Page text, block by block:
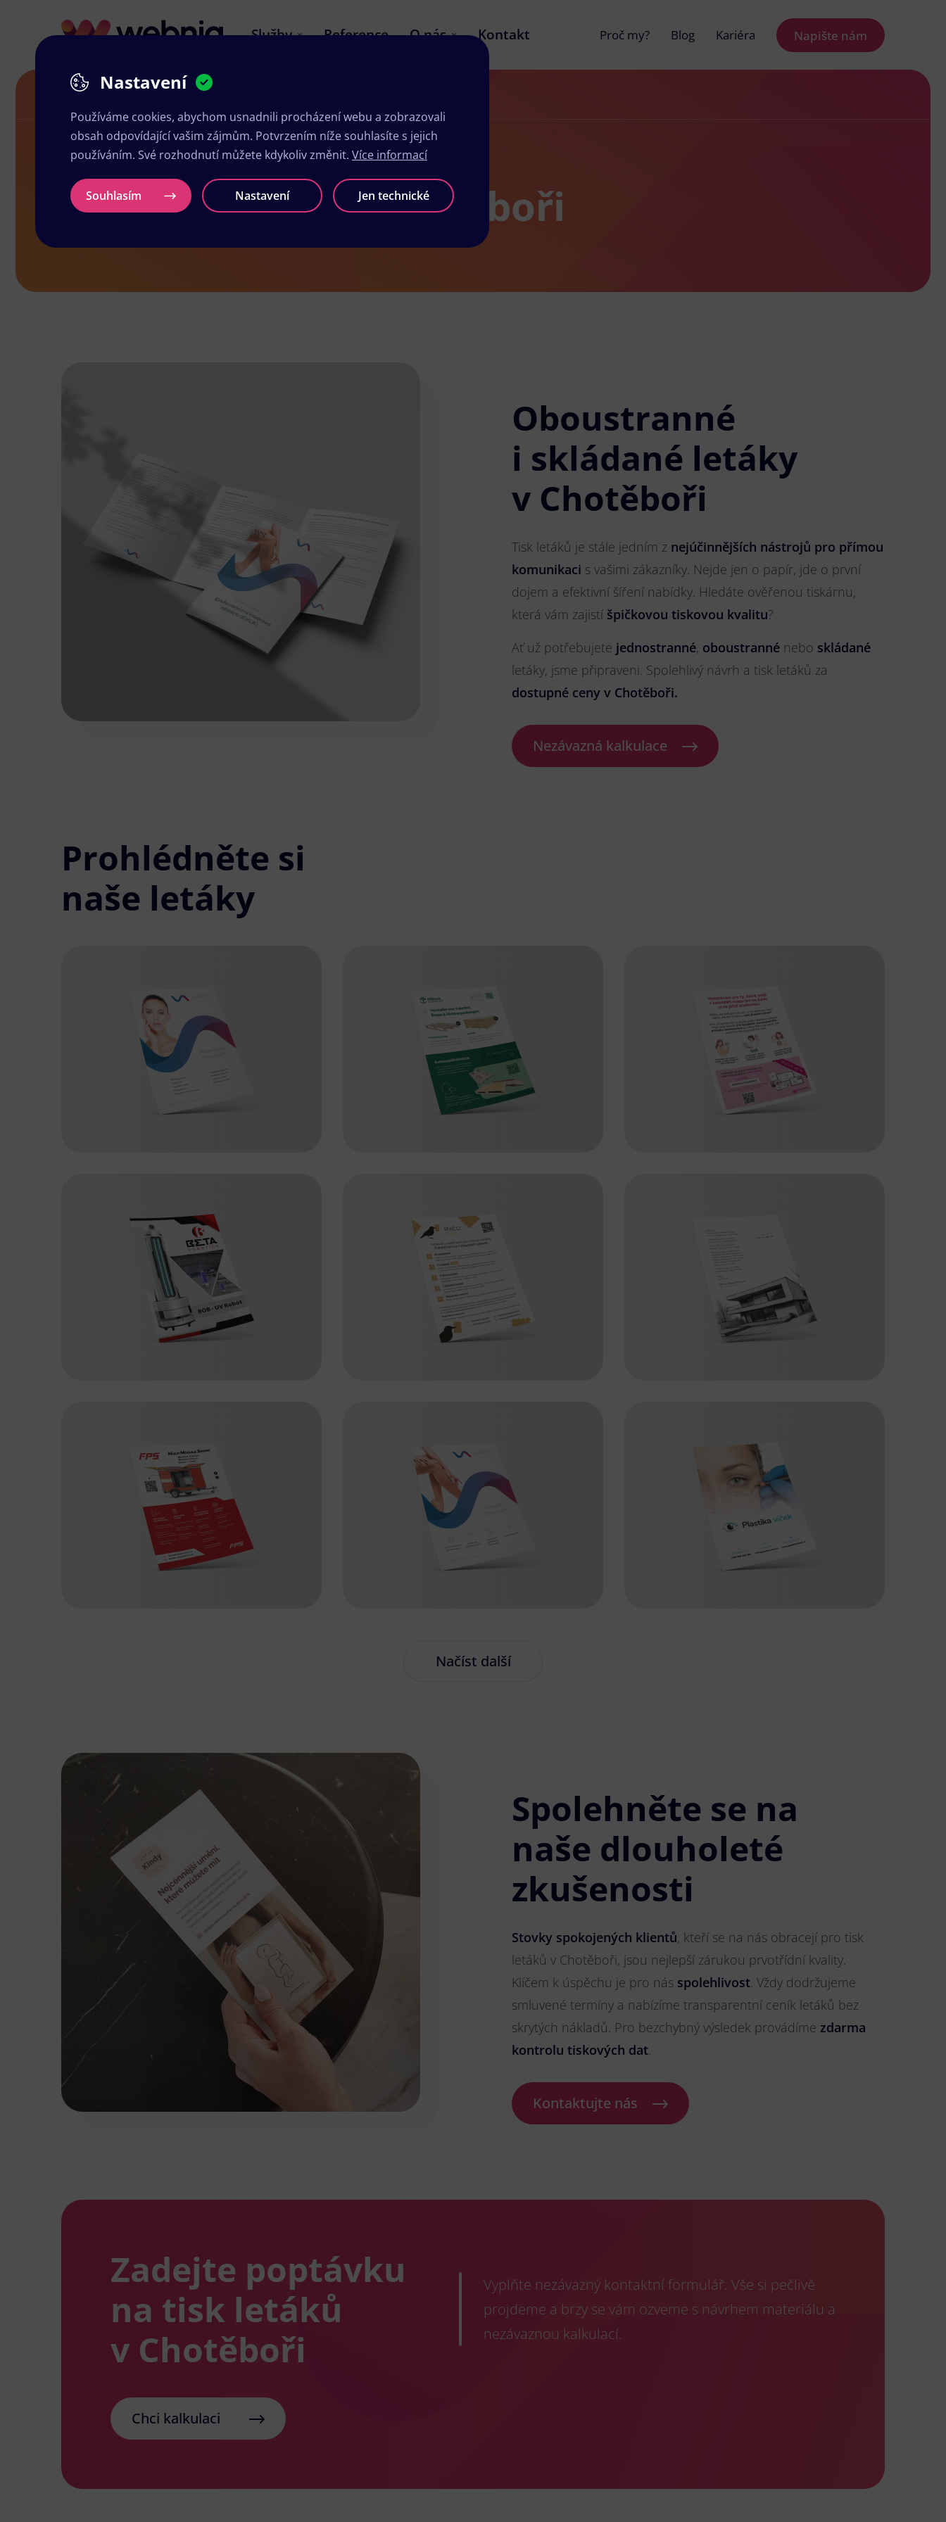
Služby Reference O nás Kontakt Proč my? Blog Kariéra Napište nám
Návrh letáků v Chotěboři
Návrh letáků v Chotěboři
Oboustranné
i skládané letáky
v Chotěboři
Tisk letáků je stále jedním z nejúčinnějších nástrojů pro přímou
komunikaci s vašimi zákazníky. Nejde jen o papír, jde o první
dojem a efektivní šíření nabídky. Hledáte ověřenou tiskárnu,
která vám zajistí špičkovou tiskovou kvalitu?
Ať už potřebujete jednostranné, oboustranné nebo skládané
letáky, jsme připraveni. Spolehlivý návrh a tisk letáků za
dostupné ceny v Chotěboři.
Nezávazná kalkulace
Prohlédněte si
naše letáky
Načíst další
Spolehněte se na
naše dlouholeté
zkušenosti
Stovky spokojených klientů, kteří se na nás obracejí pro tisk
letáků v Chotěboři, jsou nejlepší zárukou prvotřídní kvality.
Klíčem k úspěchu je pro nás spolehlivost. Vždy dodržujeme
smluvené termíny a nabízíme transparentní ceník letáků bez
skrytých nákladů. Pro bezchybný výsledek provádíme zdarma
kontrolu tiskových dat.
Kontaktujte nás
Zadejte poptávku
na tisk letáků
v Chotěboři
Vyplňte nezávazný kontaktní formulář. Vše si pečlivě
projdeme a brzy se vám ozveme s návrhem materiálu a
nezávaznou kalkulací.
Chci kalkulaci
Nastavení
Používáme cookies, abychom usnadnili procházení webu a zobrazovali
obsah odpovídající vašim zájmům. Potvrzením níže souhlasíte s jejich
používáním. Své rozhodnutí můžete kdykoliv změnit. Více informací
Souhlasím Nastavení Jen technické